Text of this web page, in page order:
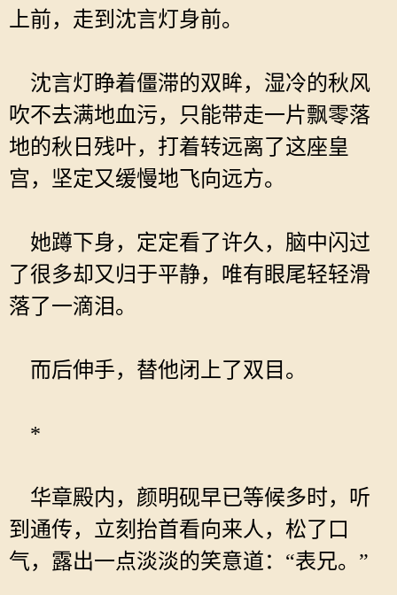
上前，走到沈言灯身前。
沈言灯睁着僵滞的双眸，湿冷的秋风
吹不去满地血污，只能带走一片飘零落
地的秋日残叶，打着转远离了这座皇
宫，坚定又缓慢地飞向远方。
她蹲下身，定定看了许久，脑中闪过
了很多却又归于平静，唯有眼尾轻轻滑
落了一滴泪。
而后伸手，替他闭上了双目。
*
华章殿内，颜明砚早已等候多时，听
到通传，立刻抬首看向来人，松了口
气，露出一点淡淡的笑意道：“表兄。”